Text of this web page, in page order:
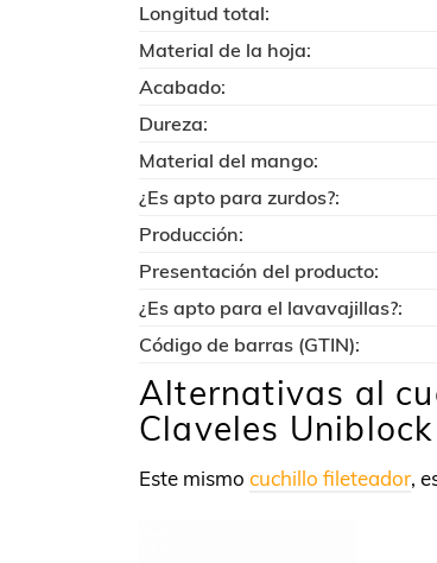
Longitud total:
Material de la hoja:
Acabado:
Dureza:
Material del mango:
¿Es apto para zurdos?:
Producción:
Presentación del producto:
¿Es apto para el lavavajillas?:
Código de barras (GTIN):
Alternativas al
Claveles Uniblock
Este mismo cuchillo fileteador,